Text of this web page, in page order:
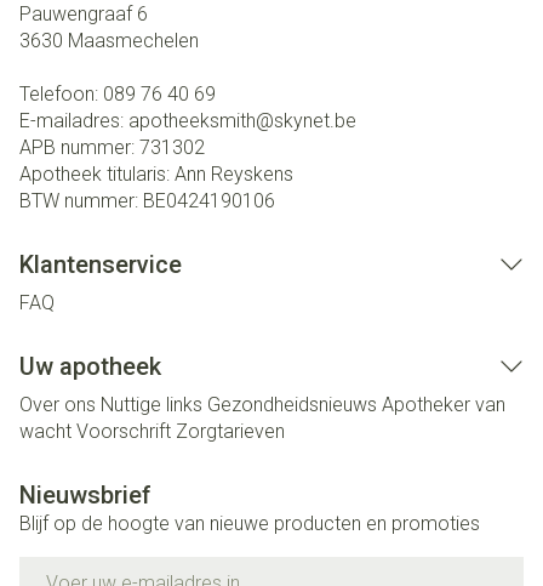
Pauwengraaf 6
3630 Maasmechelen
Telefoon: 089 76 40 69
E-mailadres: apotheeksmith@skynet.be
APB nummer: 731302
Apotheek titularis: Ann Reyskens
BTW nummer: BE0424190106
Klantenservice
FAQ
Uw apotheek
Over ons Nuttige links Gezondheidsnieuws Apotheker van
wacht Voorschrift Zorgtarieven
Nieuwsbrief
Blijf op de hoogte van nieuwe producten en promoties